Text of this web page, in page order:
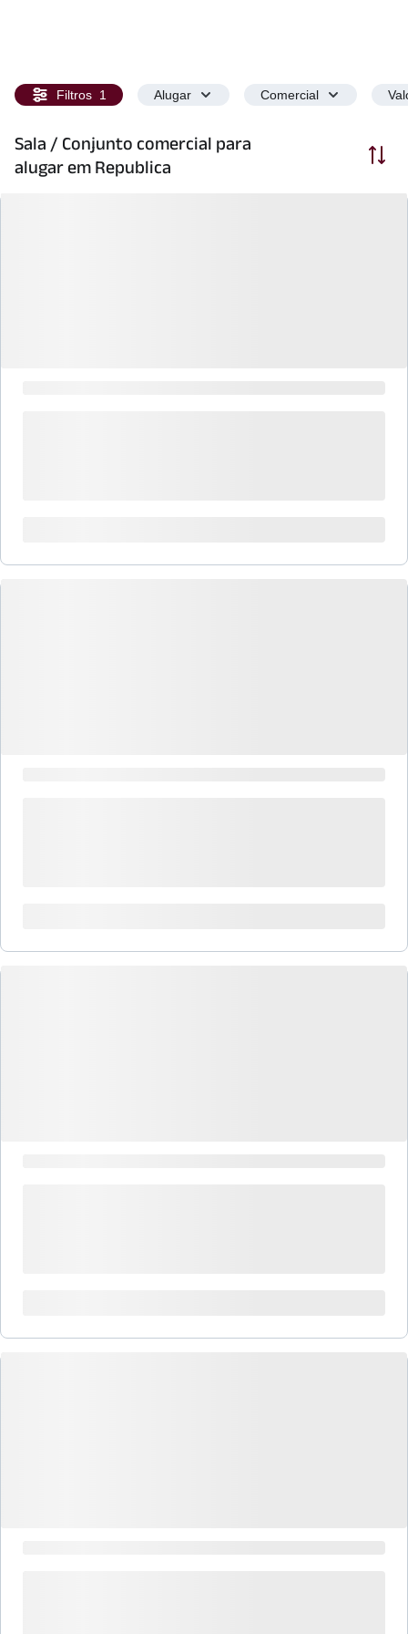
Filtros 1 Alugar Comercial
Sala / Conjunto comercial para
alugar em Republica
Ordenar